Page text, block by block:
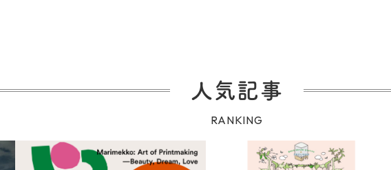
人気記事
RANKING